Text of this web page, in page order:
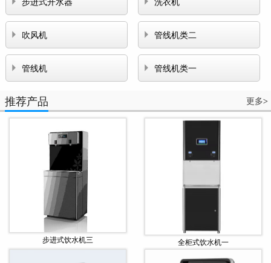
 吹风机  管线机类二
 管线机  管线机类一
推荐产品 更多>
步进式饮水机三 全柜式饮水机一